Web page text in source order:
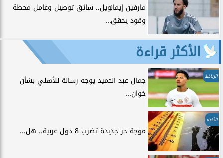
مارفين إيمانويل.. سائق توصيل وعامل محطة
وقود يحقق...
الأكثر قراءة
الرياضة
جمال عبد الحميد يوجه رسالة للأهلي بشأن
خوان...
الأخبار
موجة حر جديدة تضرب 8 دول عربية.. هل...